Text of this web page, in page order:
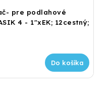
pre podlahové
4 - 1"xEK; 12cestný;
Do košíka